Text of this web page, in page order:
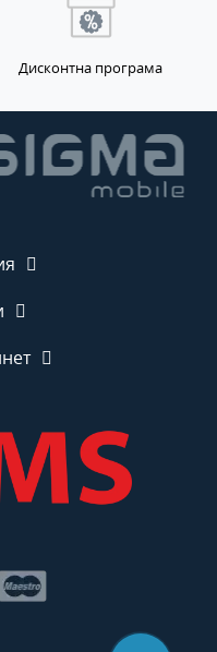
Дисконтна програма